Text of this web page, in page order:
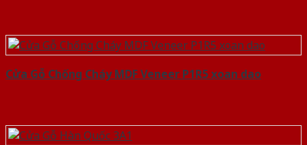
Cửa Gỗ Chống Cháy MDF Veneer P1R5 xoan dao